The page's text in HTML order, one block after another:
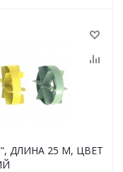
ДЛИНА 25 М, ЦВЕТ